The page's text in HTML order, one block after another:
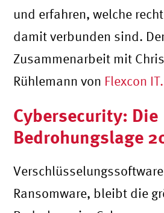
und erfahren, welche
damit verbunden sind.
Zusammenarbeit mit
Rühlemann von Flexcon IT.
Cybersecurity: Die
Bedrohungslage
Ransomware, bleibt die